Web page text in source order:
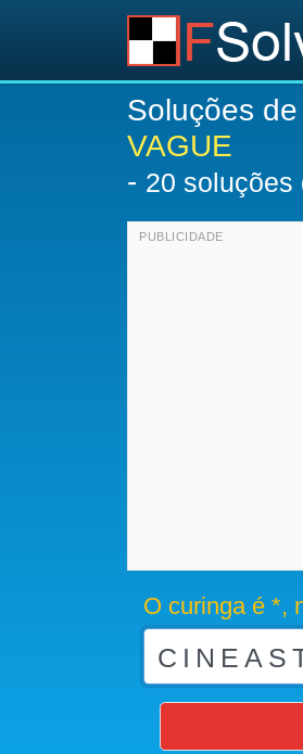
Soluções
VAGUE
- 20 soluções
O curinga é *,